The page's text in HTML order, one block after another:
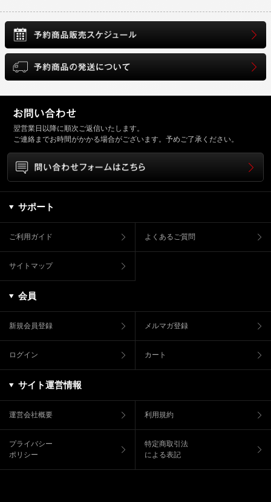
翌営業日以降に順次ご返信いたします。
ご連絡までお時間がかかる場合がございます。予めご了承ください。
サポート
ご利用ガイド よくあるご質問
サイトマップ
会員
新規会員登録 メルマガ登録
ログイン カート
サイト運営情報
運営会社概要 利用規約
プライバシー
ポリシー
特定商取引法
による表記